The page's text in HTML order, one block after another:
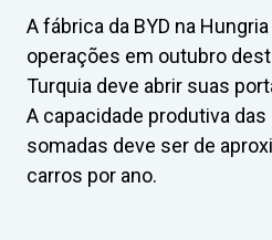
A fábrica da BYD na
operações em outubro
Turquia deve abrir suas
A capacidade produtiva
somadas deve ser de
carros por ano.